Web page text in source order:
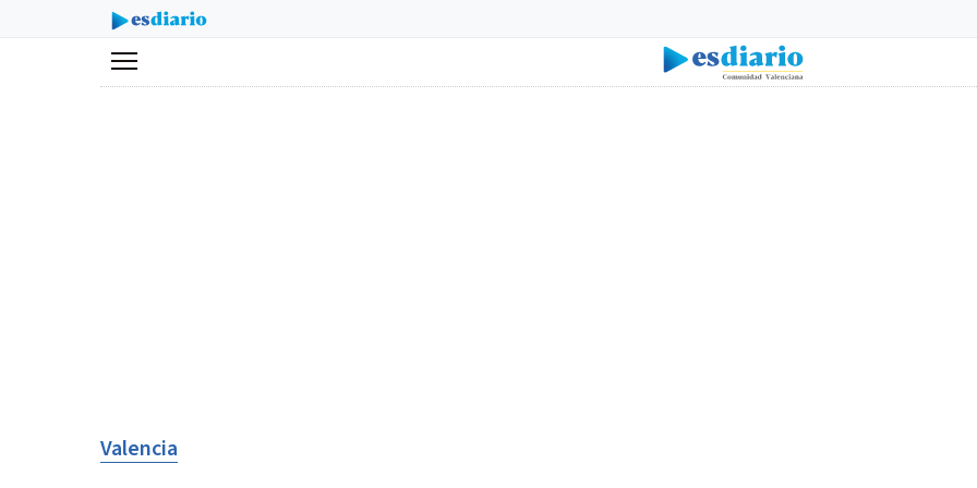
Menú
Valencia